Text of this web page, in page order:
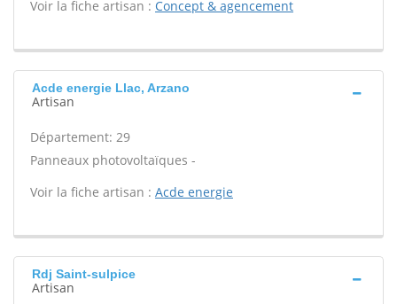
Voir la fiche artisan : Concept & agencement
Acde energie Llac, Arzano
Artisan
Département: 29
Panneaux photovoltaïques -
Voir la fiche artisan : Acde energie
Rdj Saint-sulpice
Artisan